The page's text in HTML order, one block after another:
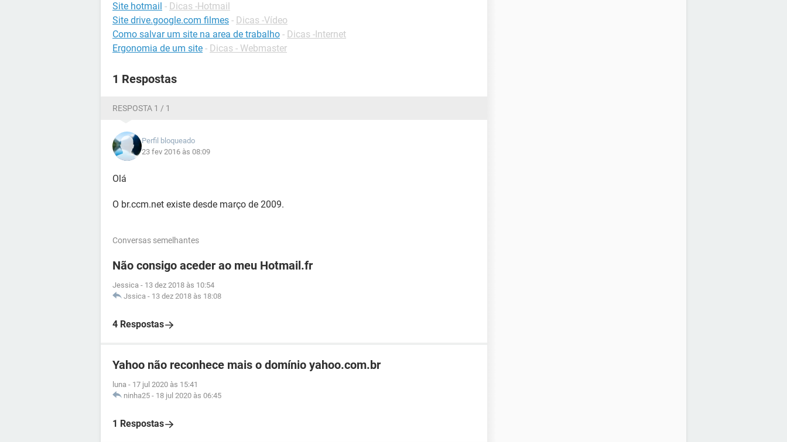
Site hotmail - Dicas -Hotmail
Site drive.google.com filmes - Dicas -Vídeo
Como salvar um site na area de trabalho - Dicas -Internet
Ergonomia de um site - Dicas - Webmaster
1 Respostas
RESPOSTA 1 / 1
Perfil bloqueado
23 fev 2016 às 08:09
Olá
O br.ccm.net existe desde março de 2009.
Conversas semelhantes
Não consigo aceder ao meu Hotmail.fr
Jessica - 13 dez 2018 às 10:54
Jssica - 13 dez 2018 às 18:08
4 Respostas
Yahoo não reconhece mais o domínio yahoo.com.br
luna - 17 jul 2020 às 15:41
ninha25 - 18 jul 2020 às 06:45
1 Respostas